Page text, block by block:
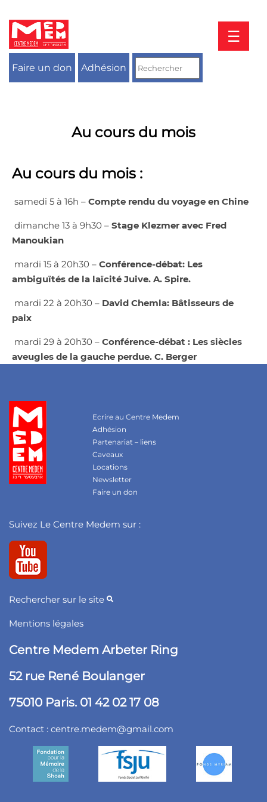
contenu
☰
Faire un don Adhésion
Au cours du mois
Au cours du mois :
samedi 5 à 16h – Compte rendu du voyage en Chine
dimanche 13 à 9h30 – Stage Klezmer avec Fred
Manoukian
mardi 15 à 20h30 – Conférence-débat: Les
ambiguïtés de la laïcité Juive. A. Spire.
mardi 22 à 20h30 – David Chemla: Bâtisseurs de
paix
mardi 29 à 20h30 – Conférence-débat : Les siècles
aveugles de la gauche perdue. C. Berger
Ecrire au Centre Medem
Adhésion
Partenariat – liens
Caveaux
Locations
Newsletter
Faire un don
Suivez Le Centre Medem sur :
Rechercher sur le site
Mentions légales
Centre Medem Arbeter Ring
52 rue René Boulanger
75010 Paris. 01 42 02 17 08
Contact : centre.medem@gmail.com